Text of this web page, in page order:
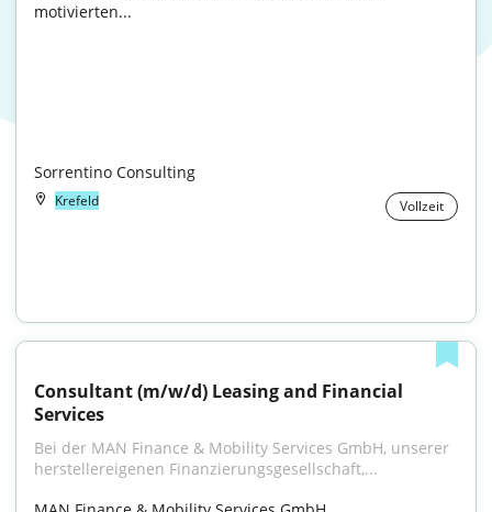
motivierten...
Sorrentino Consulting
Krefeld Vollzeit
Consultant (m/w/d) Leasing and Financial
Services
Bei der MAN Finance & Mobility Services GmbH, unserer
herstellereigenen Finanzierungsgesellschaft,...